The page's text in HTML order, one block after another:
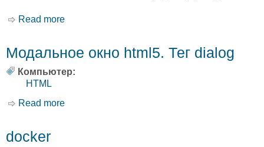
Read more
Модальное окно html5. Тег dialog
Компьютер:
HTML
Read more
docker